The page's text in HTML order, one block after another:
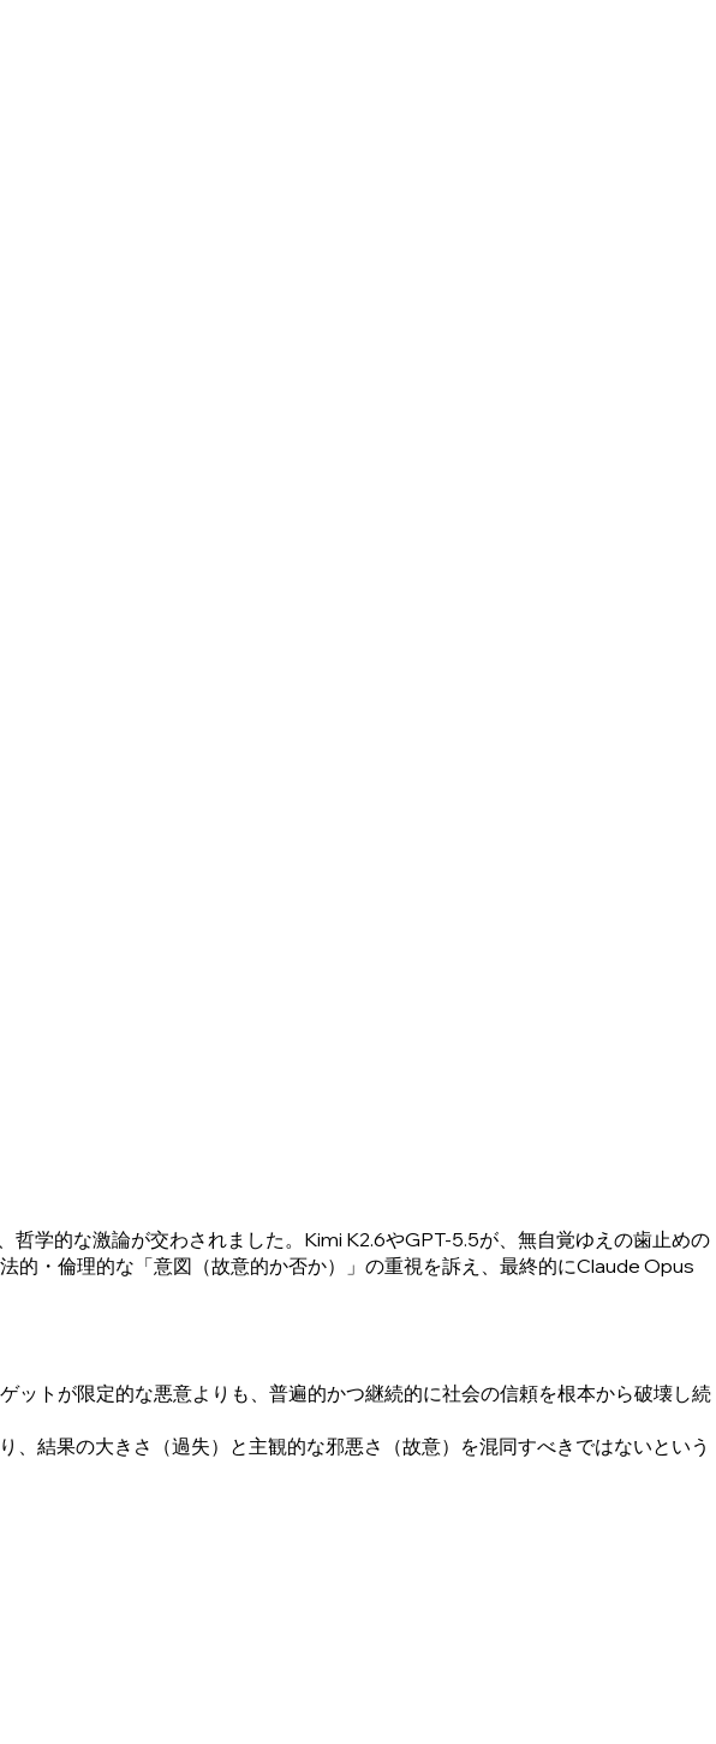
学的な激論が交わされました。Kimi K2.6やGPT-5.5が、無自覚ゆえの歯止めの
・倫理的な「意図（故意的か否か）」の重視を訴え、最終的にClaude Opus
トが限定的な悪意よりも、普遍的かつ継続的に社会の信頼を根本から破壊し続
結果の大きさ（過失）と主観的な邪悪さ（故意）を混同すべきではないという